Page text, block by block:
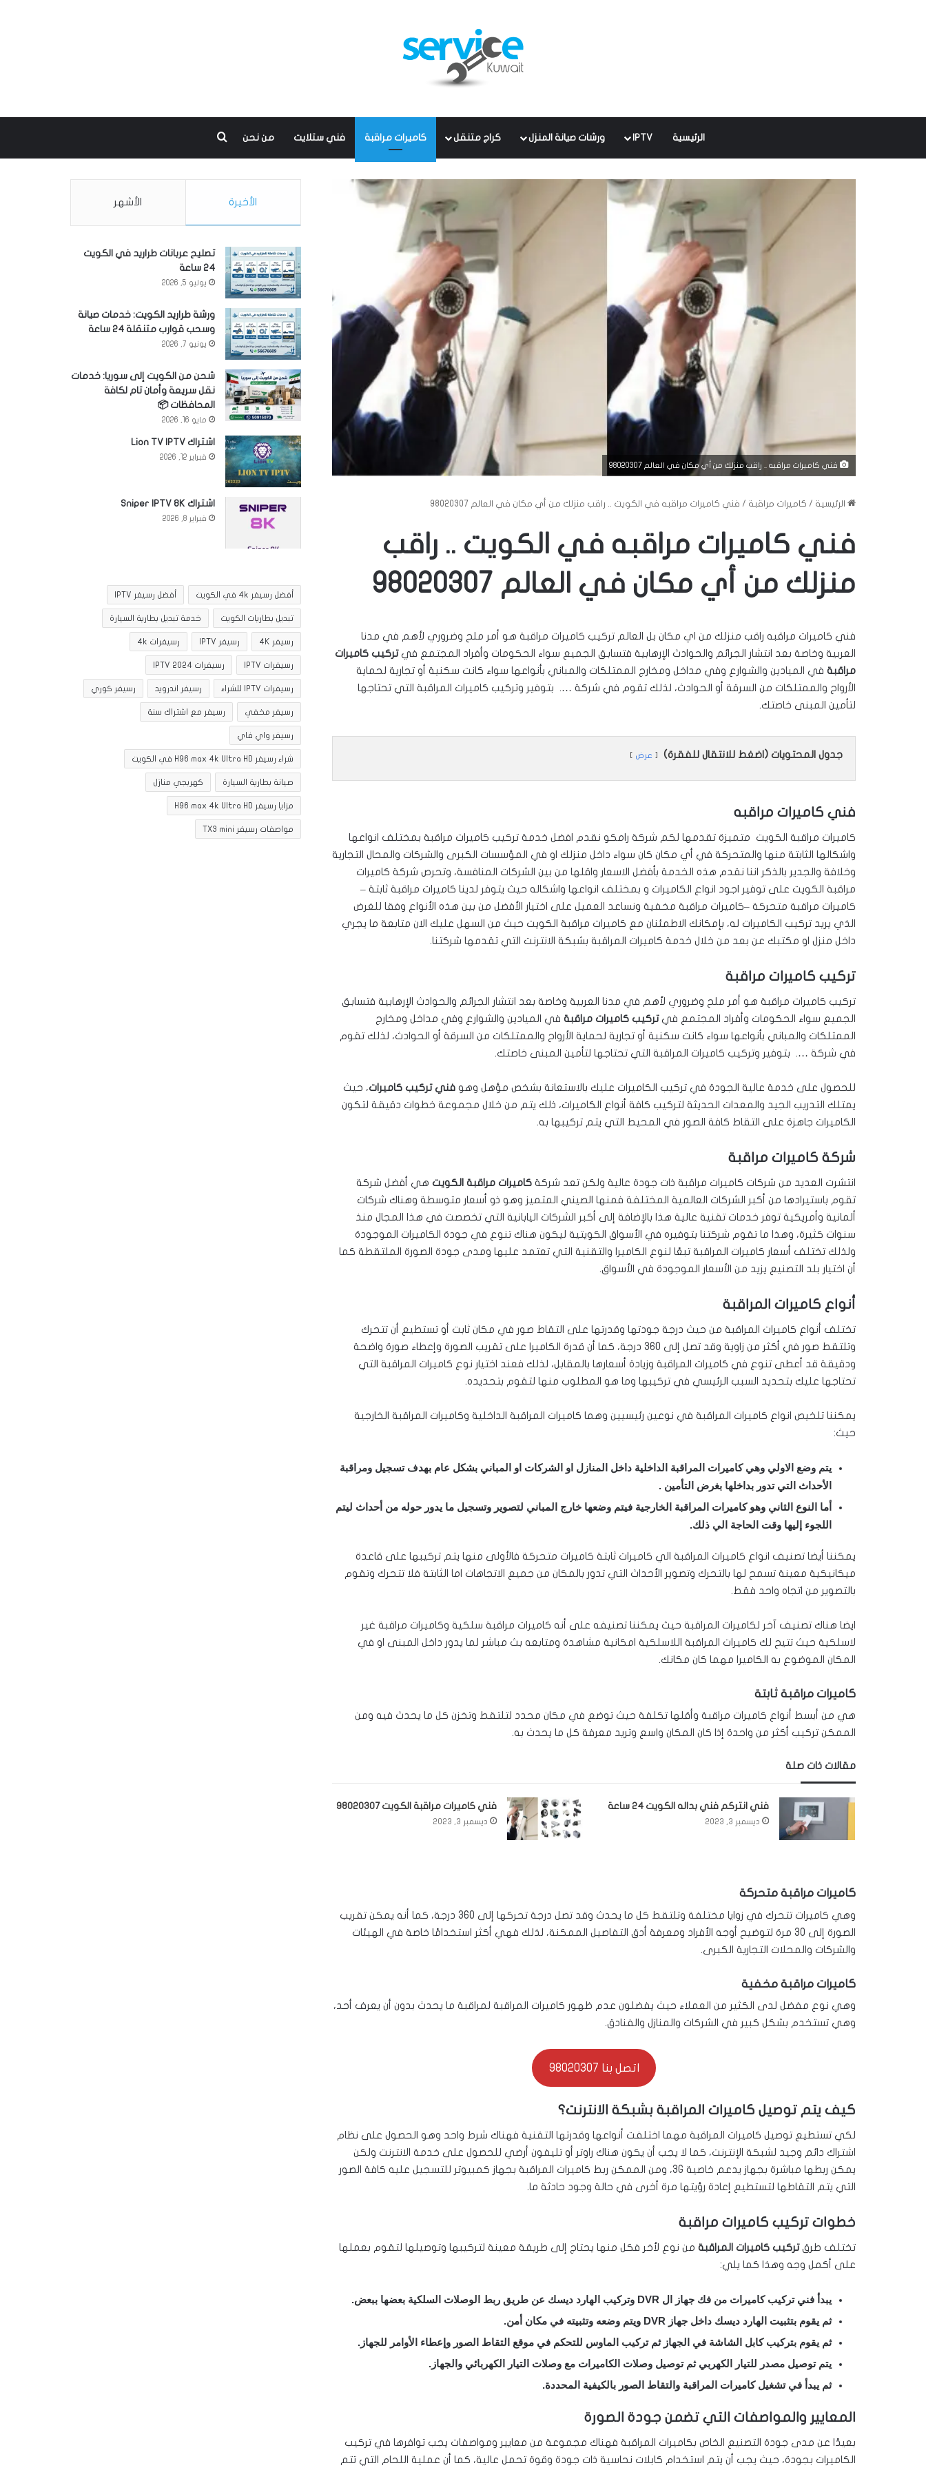
الرئيسية IPTV ورشات صيانة المنزل كراج متنقل كاميرات مراقبة فني ستلايت من نحن بحث عن
فني كاميرات مراقبه .. راقب منزلك من أي مكان في العالم 98020307
الرئيسية / كاميرات مراقبة / فني كاميرات مراقبه في الكويت .. راقب منزلك من أي مكان في العالم 98020307
فني كاميرات مراقبه في الكويت .. راقب
منزلك من أي مكان في العالم 98020307
فني كاميرات مراقبه راقب منزلك من اي مكان بل العالم تركيب كاميرات مراقبة هو أمر ملح وضروري لأهم في مدنا
العربية وخاصة بعد انتشار الجرائم والحوادث الإرهابية فتسابق الجميع سواء الحكومات وأفراد المجتمع فيتركيب كاميرات
مراقبة في الميادين والشوارع وفي مداخل ومخارج الممتلكات والمباني بأنواعها سواء كانت سكنية أو تجارية لحماية
الأرواح والممتلكات من السرقة أو الحوادث، لذلك تقوم في شركة …. بتوفير وتركيب كاميرات المراقبة التي تحتاجها
لتأمين المبنى خاصتك.
جدول المحتويات (اضغط للانتقال للفقرة) عرض
فني كاميرات مراقبه
كاميرات مراقبة الكويت متميزة تقدمها لكم شركة رامكو نقدم افضل خدمة تركيب كاميرات مراقبة بمختلف انواعها
واشكالها الثابتة منها والمتحركة في أي مكان كان سواء داخل منزلك او في المؤسسات الكبرى والشركات والمحال التجارية
وخلافة والجدير بالذكر اننا نقدم هذه الخدمة بأفضل الاسعار واقلها من بين الشركات المنافسة، وتحرص شركة كاميرات
مراقبة الكويت على توفير اجود انواع الكاميرات و بمختلف انواعها واشكاله حيث يتوفر لدينا كاميرات مراقبة ثابتة –
كاميرات مراقبة متحركة –كاميرات مراقبة مخفية ونساعد العميل على اختيار الأفضل من بين هذه الأنواع وفقا للغرض
الذي يريد تركيب الكاميرات له، بإمكانك الاطمئنان مع كاميرات مراقبة الكويت حيث من السهل عليك الان متابعة ما يجري
داخل منزل او مكتبك عن بعد من خلال خدمة كاميرات المراقبة بشبكة الانترنت التي تقدمها شركتنا.
تركيب كاميرات مراقبة
تركيب كاميرات مراقبة هو أمر ملح وضروري لأهم في مدنا العربية وخاصة بعد انتشار الجرائم والحوادث الإرهابية فتسابق
الجميع سواء الحكومات وأفراد المجتمع فيتركيب كاميرات مراقبة في الميادين والشوارع وفي مداخل ومخارج
الممتلكات والمباني بأنواعها سواء كانت سكنية أو تجارية لحماية الأرواح والممتلكات من السرقة أو الحوادث، لذلك تقوم
في شركة …. بتوفير وتركيب كاميرات المراقبة التي تحتاجها لتأمين المبنى خاصتك.
للحصول على خدمة عالية الجودة في تركيب الكاميرات عليك بالاستعانة بشخص مؤهل وهو فني تركيب كاميرات، حيث
يمتلك التدريب الجيد والمعدات الحديثة لتركيب كافة أنواع الكاميرات، ذلك يتم من خلال مجموعة خطوات دقيقة لتكون
الكاميرات جاهزة على التقاط كافة الصور في المحيط التي يتم تركيبها به.
شركة كاميرات مراقبة
انتشرت العديد من شركات كاميرات مراقبة ذات جودة عالية ولكن تعد شركة كاميرات مراقبة الكويت هي أفضل شركة
تقوم باستيرادها من أكبر الشركات العالمية المختلفة فمنها الصيني المتميز وهو ذو أسعار متوسطة وهناك شركات
ألمانية وأمريكية توفر خدمات تقنية عالية هذا بالإضافة إلى أكبر الشركات اليابانية التي تخصصت في هذا المجال منذ
سنوات كثيرة، وهذا ما تقوم شركتنا بتوفيره في الأسواق الكويتية ليكون هناك تنوع في جودة الكاميرات الموجودة
ولذلك تختلف أسعار كاميرات المراقبة تبعًا لنوع الكاميرا والتقنية التي تعتمد عليها ومدى جودة الصورة الملتقطة كما
أن اختيار بلد التصنيع يزيد من الأسعار الموجودة في الأسواق.
أنواع كاميرات المراقبة
تختلف أنواع كاميرات المراقبة من حيث درجة جودتها وقدرتها على التقاط صور في مكان ثابت أو تستطيع أن تتحرك
وتلتقط صور في أكثر من زاوية وقد تصل إلى 360 درجة، كما أن قدرة الكاميرا على تقريب الصورة وإعطاء صورة واضحة
ودقيقة قد أعطى تنوع في كاميرات المراقبة وزيادة أسعارها بالمقابل، لذلك فعند اختيار نوع كاميرات المراقبة التي
تحتاجها عليك بتحديد السبب الرئيسي في تركيبها وما هو المطلوب منها لتقوم بتحديده.
يمكننا تلخيص انواع كاميرات المراقبة في نوعين رئيسيين وهما كاميرات المراقبة الداخلية وكاميرات المراقبة الخارجية
حيث:
يتم وضع الاولي وهي كاميرات المراقبة الداخلية داخل المنازل او الشركات او المباني بشكل عام بهدف تسجيل ومراقبة
الأحداث التي تدور بداخلها بغرض التأمين .
أما النوع الثاني وهو كاميرات المراقبة الخارجية فيتم وضعها خارج المباني لتصوير وتسجيل ما يدور حوله من أحداث ليتم
اللجوء إليها وقت الحاجة الي ذلك.
يمكننا أيضا تصنيف انواع كاميرات المراقبة الي كاميرات ثابتة كاميرات متحركة فالأولى منها يتم تركيبها على قاعدة
ميكانيكية معينة تسمح لها بالتحرك وتصوير الأحداث التي تدور بالمكان من جميع الاتجاهات اما الثابتة فلا تتحرك وتقوم
بالتصوير من اتجاه واحد فقط.
ايضا هناك تصنيف آخر لكاميرات المراقبة حيث يمكننا تصنيفه على أنه كاميرات مراقبة سلكية وكاميرات مراقبة غير
لاسلكية حيث تتيح لك كاميرات المراقبة اللاسلكية امكانية مشاهدة ومتابعه بث مباشر لما يدور داخل المبنى او في
المكان الموضوع به الكاميرا مهما كان مكانك.
كاميرات مراقبة ثابتة
هي من أبسط أنواع كاميرات مراقبة وأقلها تكلفة حيث توضع في مكان محدد لتلتقط وتخزن كل ما يحدث فيه ومن
الممكن تركيب أكثر من واحدة إذا كان المكان واسع وتريد معرفة كل ما يحدث به.
مقالات ذات صلة
فني انتركم فني بداله الكويت 24 ساعة
ديسمبر 3, 2023
فني كاميرات مراقبة الكويت 98020307
ديسمبر 3, 2023
كاميرات مراقبة متحركة
وهي كاميرات تتحرك في زوايا مختلفة وتلتقط كل ما يحدث وقد تصل درجة تحركها إلى 360 درجة، كما أنه يمكن تقريب
الصورة إلى 30 مرة لتوضيح أوجه الأفراد ومعرفة أدق التفاصيل الممكنة، لذلك فهي أكثر استخدامًا خاصة في الهيئات
والشركات والمحلات التجارية الكبرى.
كاميرات مراقبة مخفية
وهي نوع مفضل لدى الكثير من العملاء حيث يفضلون عدم ظهور كاميرات المراقبة لمراقبة ما يحدث بدون أن يعرف أحد،
وهي تستخدم بشكل كبير في الشركات والمنازل والفنادق.
اتصل بنا 98020307
كيف يتم توصيل كاميرات المراقبة بشبكة الانترنت؟
لكي تستطيع توصيل كاميرات المراقبة مهما اختلفت أنواعها وقدرتها التقنية فهناك شرط واحد وهو الحصول على نظام
اشتراك دائم وجيد لشبكة الإنترنت، كما لا يجب أن يكون هناك راوتر أو تليفون أرضي للحصول على خدمة الانترنت ولكن
يمكن ربطها مباشرة بجهاز يدعم خاصية 3G، ومن الممكن ربط كاميرات المراقبة بجهاز كمبيوتر للتسجيل عليه كافة الصور
التي يتم التقاطها لتستطيع إعادة رؤيتها مرة أخرى في حالة وجود حادثة ما.
خطوات تركيب كاميرات مراقبة
تختلف طرقتركيب كاميرات المراقبة من نوع لأخر فكل منها يحتاج إلى طريقة معينة لتركيبها وتوصيلها لتقوم بعملها
على أكمل وجه وهذا كما يلي:
يبدأ فني تركيب كاميرات من فك جهاز ال DVR وتركيب الهارد ديسك عن طريق ربط الوصلات السلكية بعضها ببعض.
ثم يقوم بتثبيت الهارد ديسك داخل جهاز DVR ويتم وضعه وتثبيته في مكان أمن.
ثم يقوم بتركيب كابل الشاشة في الجهاز ثم تركيب الماوس للتحكم في موقع التقاط الصور وإعطاء الأوامر للجهاز.
يتم توصيل مصدر للتيار الكهربي ثم توصيل وصلات الكاميرات مع وصلات التيار الكهربائي والجهاز.
ثم يبدأ في تشغيل كاميرات المراقبة والتقاط الصور بالكيفية المحددة.
المعايير والمواصفات التي تضمن جودة الصورة
بعيدًا عن مدى جودة التصنيع الخاص بكاميرات المراقبة فهناك مجموعة من معايير ومواصفات يجب توافرها في تركيب
الكاميرات بجودة، حيث يجب أن يتم استخدام كابلات نحاسية ذات جودة وقوة تحمل عالية، كما أن عملية اللحام التي تتم
الأخيرة الأشهر
تصليح عربانات طراريد في الكويت
24 ساعة
يوليو 5, 2026
ورشة طراريد الكويت: خدمات صيانة
وسحب قوارب متنقلة 24 ساعة
يونيو 7, 2026
شحن من الكويت إلى سوريا: خدمات
نقل سريعة وأمان تام لكافة
المحافظات 📦
مايو 16, 2026
اشتراك Lion TV IPTV
فبراير 12, 2026
اشتراك Sniper IPTV 8K
فبراير 8, 2026
أفضل رسيفر 4k في الكويت أفضل رسيفر IPTV
تبديل بطاريات الكويت خدمة تبديل بطارية السيارة
رسيفر 4K رسيفر IPTV رسيفرات 4k
رسيفرات IPTV رسيفرات IPTV 2024
رسيفرات IPTV للشراء رسيفر اندرويد رسيفر كوري
رسيفر مخفي رسيفر مع اشتراك سنة
رسيفر واي فاي
شراء رسيفر H96 max 4k Ultra HD في الكويت
صيانة بطارية السيارة كهربجي منازل
مزايا رسيفر H96 max 4k Ultra HD
مواصفات رسيفر TX3 mini